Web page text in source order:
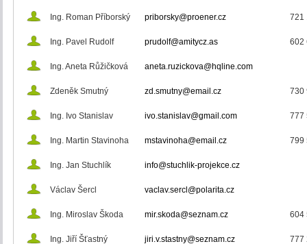
Ing. Roman Příborský priborsky@proener.cz 721
Ing. Pavel Rudolf prudolf@amitycz.as 602
Ing. Aneta Růžičková aneta.ruzickova@hqline.com
Zdeněk Smutný zd.smutny@email.cz 730
Ing. Ivo Stanislav ivo.stanislav@gmail.com 777
Ing. Martin Stavinoha mstavinoha@email.cz 799
Ing. Jan Stuchlík info@stuchlik-projekce.cz
Václav Šercl vaclav.sercl@polarita.cz
Ing. Miroslav Škoda mir.skoda@seznam.cz 604
Ing. Jiří Šťastný jiri.v.stastny@seznam.cz 777